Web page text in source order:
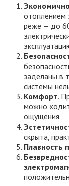
отоплением
реже — до
заделаны в
системы
Комфорт.
можно
ощущения.
скрыта,
Плавность